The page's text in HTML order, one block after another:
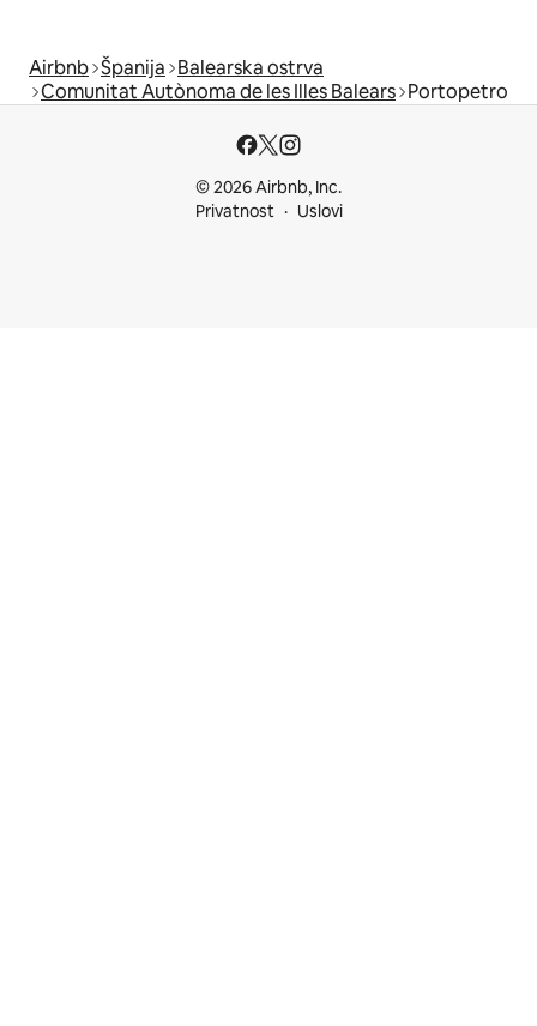
Airbnb Španija Balearska ostrva
Comunitat Autònoma de les Illes Balears Portopetro
© 2026 Airbnb, Inc.
Privatnost
Uslovi